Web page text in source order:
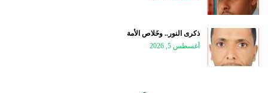
ذكرى النور.. وخَلاص الأمة
أغسطس 5, 2026